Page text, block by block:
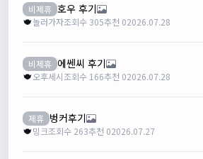
비제휴 호우 후기
놀러가자조회수 305추천 02026.07.28
비제휴 에쎈씨 후기
오후세시조회수 166추천 02026.07.28
제휴 벙커후기
밍크조회수 263추천 02026.07.27